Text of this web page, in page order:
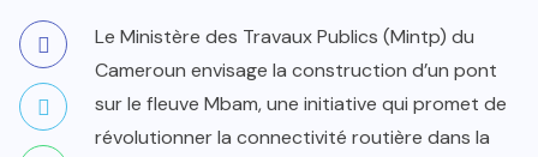
Le Ministère des Travaux Publics (Mintp) du
Cameroun envisage la construction d’un pont
sur le fleuve Mbam, une initiative qui promet de
révolutionner la connectivité routière dans la